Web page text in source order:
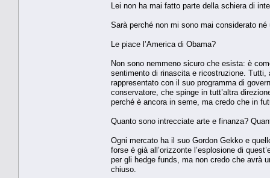
Lei non ha mai fatto parte della schiera di
Sarà perché non mi sono mai considerato
Le piace l’America di Obama?
Non sono nemmeno sicuro che esista: è
sentimento di rinascita e ricostruzione. Tutti,
rappresentato con il suo programma di
conservatore, che spinge in tutt’altra
perché è ancora in seme, ma credo che in
Quanto sono intrecciate arte e finanza?
Ogni mercato ha il suo Gordon Gekko e
forse è già all’orizzonte l’esplosione di
per gli hedge funds, ma non credo che avrà
chiuso.